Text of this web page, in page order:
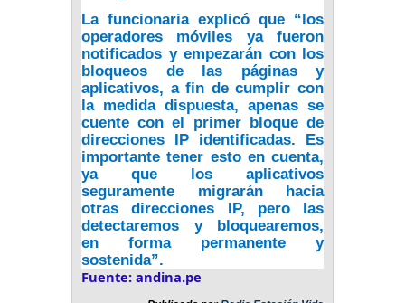
La funcionaria explicó que “los
operadores móviles ya fueron
notificados y empezarán con los
bloqueos de las páginas y
aplicativos, a fin de cumplir con
la medida dispuesta, apenas se
cuente con el primer bloque de
direcciones IP identificadas. Es
importante tener esto en cuenta,
ya que los aplicativos
seguramente migrarán hacia
otras direcciones IP, pero las
detectaremos y bloquearemos,
en forma permanente y
sostenida”.
Fuente: andina.pe